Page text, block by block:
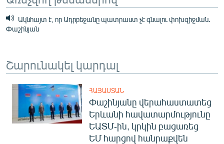
Ակնհայտ է, որ Ադրբեջանը պատրաստ չէ գնալու փոխզիջման․
Փաշինյան
Շարունակել կարդալ
ՀԱՅԱՍՏԱՆ
Փաշինյանը վերահաստատեց
Երևանի հավատարմությունը
ԵԱՏՄ-ին, կրկին բացառեց
ԵՄ հարցով հանրաքվեն